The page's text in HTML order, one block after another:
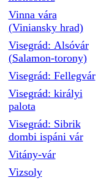
Vinna vára
(Viniansky hrad)
Visegrád: Alsóvár
(Salamon-torony)
Visegrád: Fellegvár
Visegrád: királyi
palota
Visegrád: Sibrik
dombi ispáni vár
Vitány-vár
Vizsoly